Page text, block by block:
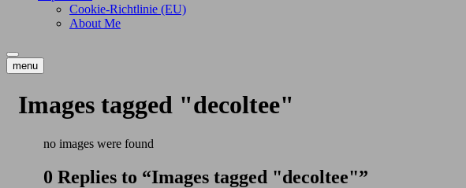
Cookie-Richtlinie (EU)
About Me
menu
Images tagged "decoltee"
no images were found
0 Replies to “Images tagged "decoltee"”